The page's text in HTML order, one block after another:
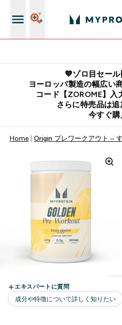
💙ゾロ目セー
ヨーロッパ製造の幅広い
コード【ZOROME】入
さらに特売品は
今すぐ購
Home Origin プレワークアウト –